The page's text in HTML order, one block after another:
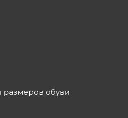
размеров обуви